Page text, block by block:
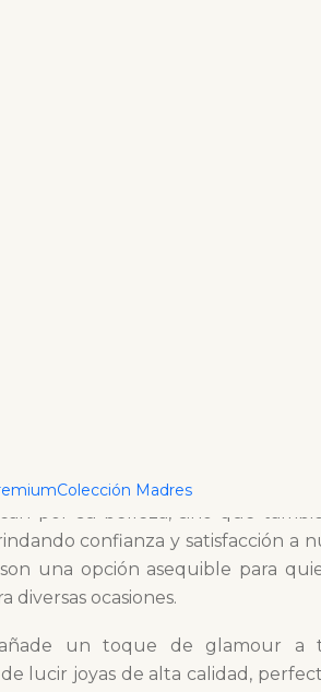
Colección Madres
to Cart
por su belleza, sino que
confianza y satisfacción a
una opción asequible para
ocasiones.
un toque de glamour a
lucir joyas de alta calidad,